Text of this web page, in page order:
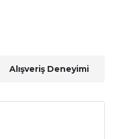
Alışveriş Deneyimi